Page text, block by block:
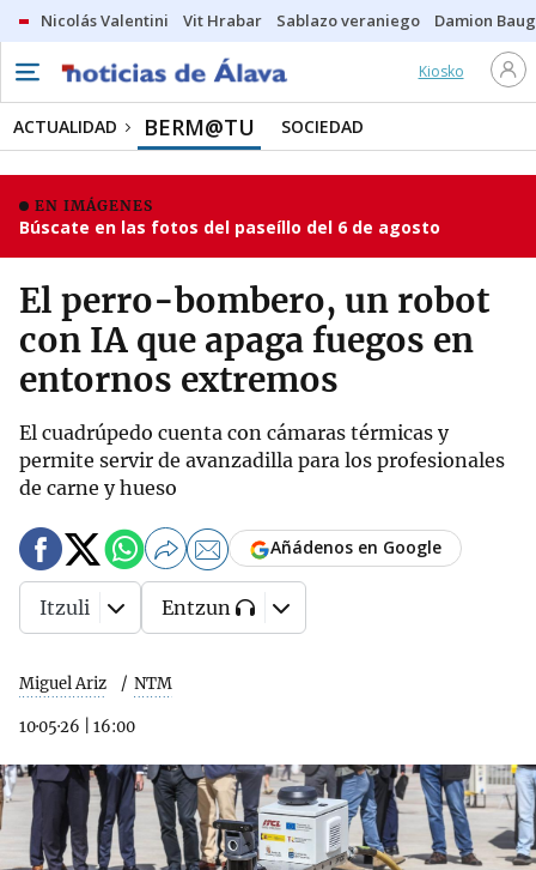
Nicolás Valentini Vit Hrabar Sablazo veraniego Damion
Kiosko
ACTUALIDAD BERM@TU SOCIEDAD
EN IMÁGENES
Búscate en las fotos del paseíllo del 6 de agosto
El perro-bombero, un robot
con IA que apaga fuegos en
entornos extremos
El cuadrúpedo cuenta con cámaras térmicas y
permite servir de avanzadilla para los profesionales
de carne y hueso
Miguel Ariz NTM
10·05·26 16:00
Añádenos en Google
Itzuli Entzun